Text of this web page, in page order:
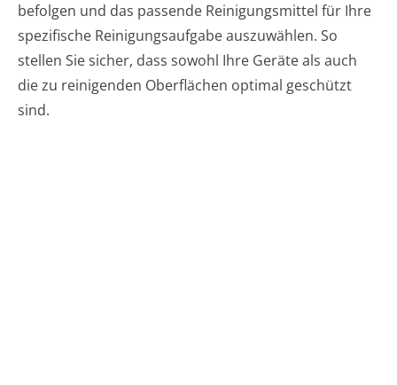
befolgen und das passende Reinigungsmittel für Ihre
spezifische Reinigungsaufgabe auszuwählen. So
stellen Sie sicher, dass sowohl Ihre Geräte als auch
die zu reinigenden Oberflächen optimal geschützt
sind.